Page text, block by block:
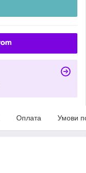
Оплата Умови